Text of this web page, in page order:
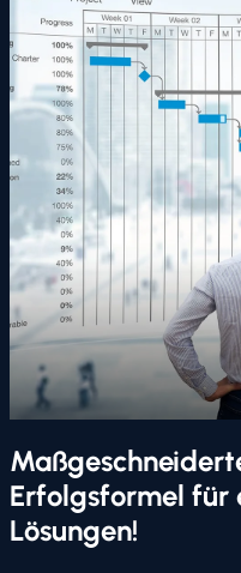
Erfolgsformel für
Lösungen!